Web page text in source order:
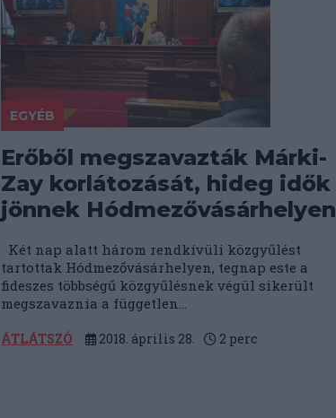
EGYÉB
Erőből megszavazták Márki-
Zay korlátozását, hideg idők
jönnek Hódmezővásárhelyen
Két nap alatt három rendkívüli közgyűlést
tartottak Hódmezővásárhelyen, tegnap este a
fideszes többségű közgyűlésnek végül sikerült
megszavaznia a független...
ÁTLÁTSZÓ 2018. április 28. 2 perc